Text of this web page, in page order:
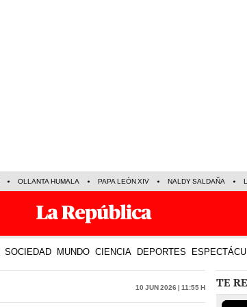
OLLANTA HUMALA PAPA LEÓN XIV NALDY SALDAÑA
SOCIEDAD MUNDO CIENCIA DEPORTES
10 Jun 2026 | 11:55 h TE